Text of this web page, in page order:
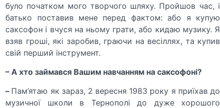
було початком мого творчого шляху. Пройшов час, і
батько поставив мене перед фактом: або я купую
саксофон і вчуся на ньому грати, або кидаю музику. Я
взяв гроші, які заробив, граючи на весіллях, та купив
свій перший інструмент.
– А хто займався Вашим навчанням на саксофоні?
– Пам’ятаю як зараз, 2 вересня 1983 року я приїхав до
музичної школи в Тернополі до дуже хорошого